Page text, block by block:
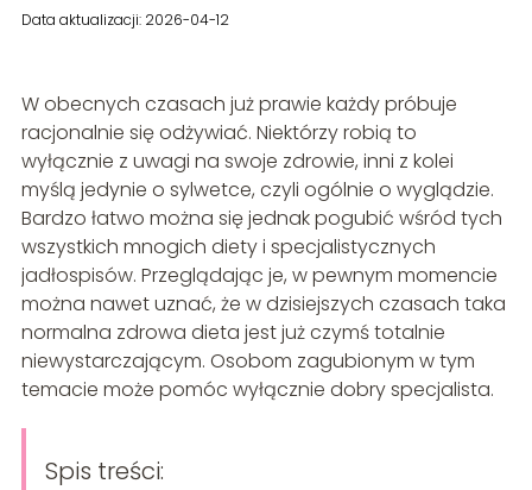
Data aktualizacji: 2026-04-12
W obecnych czasach już prawie każdy próbuje
racjonalnie się odżywiać. Niektórzy robią to
wyłącznie z uwagi na swoje zdrowie, inni z kolei
myślą jedynie o sylwetce, czyli ogólnie o wyglądzie.
Bardzo łatwo można się jednak pogubić wśród tych
wszystkich mnogich diety i specjalistycznych
jadłospisów. Przeglądając je, w pewnym momencie
można nawet uznać, że w dzisiejszych czasach taka
normalna zdrowa dieta jest już czymś totalnie
niewystarczającym. Osobom zagubionym w tym
temacie może pomóc wyłącznie dobry specjalista.
Spis treści: